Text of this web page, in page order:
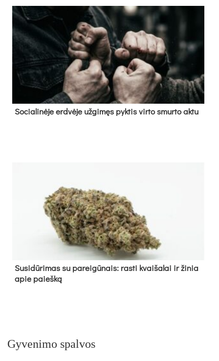
So­cia­li­nė­je erd­vė­je už­gi­męs pyk­tis vir­to smur­to ak­tu
Su­si­dū­ri­mas su pa­rei­gū­nais: ras­ti kvai­ša­lai ir ži­nia
apie paieš­ką
Gyvenimo spalvos